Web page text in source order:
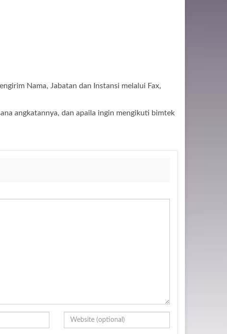
Nama, Jabatan dan Instansi melalui Fax,
angkatannya, dan apaila ingin mengikuti bimtek